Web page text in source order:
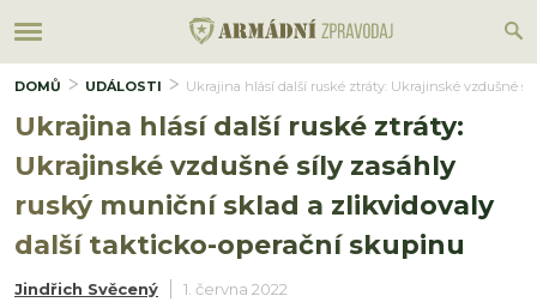
DOMŮ UDÁLOSTI Ukrajina hlásí další ruské ztráty: Ukrajinské vzdušné
Ukrajina hlásí další ruské ztráty:
Ukrajinské vzdušné síly zasáhly
ruský muniční sklad a zlikvidovaly
další takticko-operační skupinu
Jindřich Svěcený 1. června 2022